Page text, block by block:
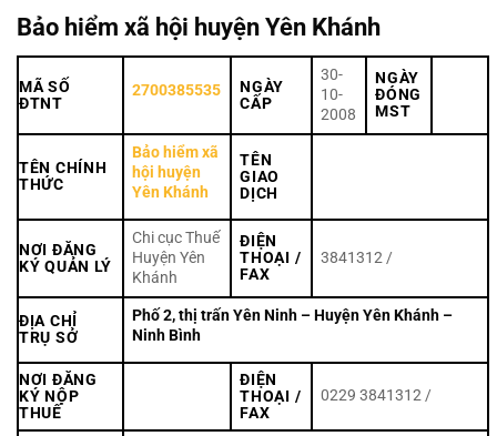
Bảo hiểm xã hội huyện Yên Khánh
MÃ SỐ
ĐTNT
2700385535
NGÀY
CẤP
30-
10-
2008
NGÀY
ĐÓNG
MST
TÊN CHÍNH
THỨC
Bảo hiểm xã
hội huyện
Yên Khánh
TÊN
GIAO
DỊCH
NƠI ĐĂNG
KÝ QUẢN LÝ
Chi cục Thuế
Huyện Yên
Khánh
ĐIỆN
THOẠI /
FAX
3841312 /
ĐỊA CHỈ
TRỤ SỞ
Phố 2, thị trấn Yên Ninh – Huyện Yên Khánh –
Ninh Bình
NƠI ĐĂNG
KÝ NỘP
THUẾ
ĐIỆN
THOẠI /
FAX
0229 3841312 /